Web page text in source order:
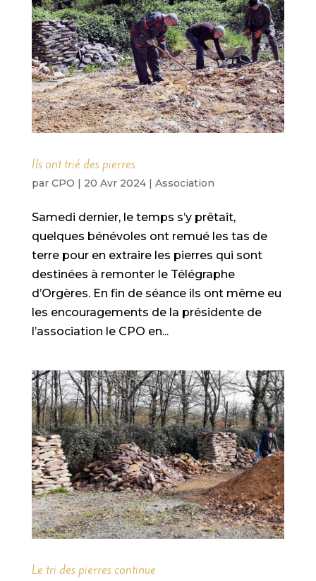
Ils ont trié des pierres
par CPO | 20 Avr 2024| Association
Samedi dernier, le temps s’y prêtait,
quelques bénévoles ont remué les tas de
terre pour en extraire les pierres qui sont
destinées à remonter le Télégraphe
d’Orgères. En fin de séance ils ont même eu
les encouragements de la présidente de
l’association le CPO en...
Le tri des pierres continue